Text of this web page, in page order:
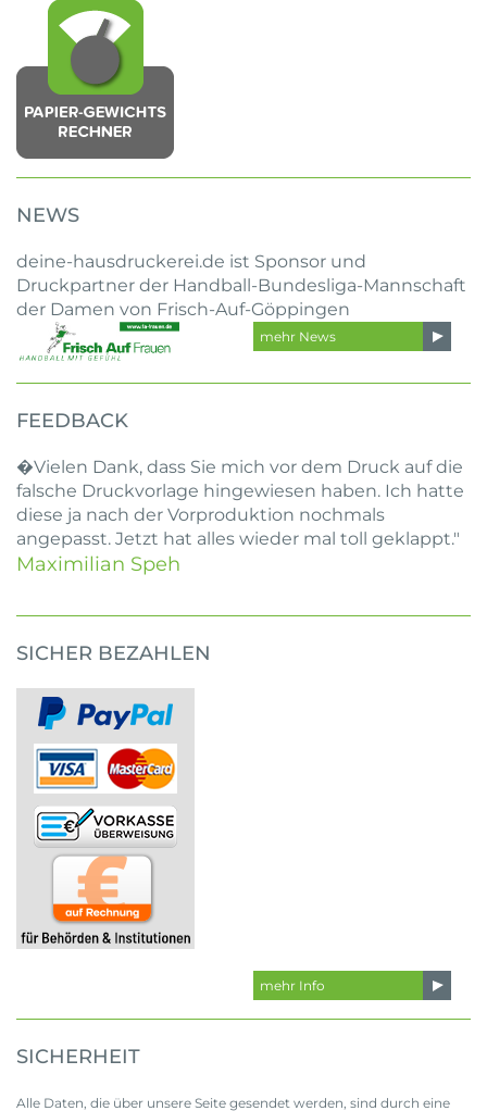
NEWS
deine-hausdruckerei.de ist Sponsor und
Druckpartner der Handball-Bundesliga-Mannschaft
der Damen von Frisch-Auf-Göppingen
mehr News
FEEDBACK
�Vielen Dank, dass Sie mich vor dem Druck auf die
falsche Druckvorlage hingewiesen haben. Ich hatte
diese ja nach der Vorproduktion nochmals
angepasst. Jetzt hat alles wieder mal toll geklappt."
Maximilian Speh
SICHER BEZAHLEN
mehr Info
SICHERHEIT
Alle Daten, die über unsere Seite gesendet werden, sind durch eine